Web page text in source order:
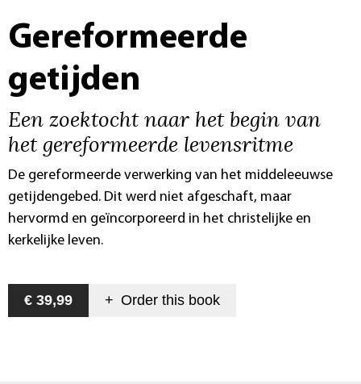
Gereformeerde
getijden
Een zoektocht naar het begin van
het gereformeerde levensritme
De gereformeerde verwerking van het middeleeuwse
getijdengebed. Dit werd niet afgeschaft, maar
hervormd en geïncorporeerd in het christelijke en
kerkelijke leven.
€ 39,99 + Order this book